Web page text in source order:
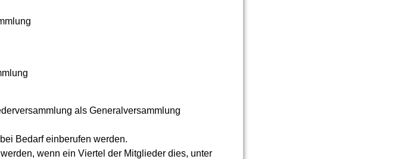
als Generalversammlung
Bedarf einberufen werden.
wenn ein Viertel der Mitglieder dies, unter